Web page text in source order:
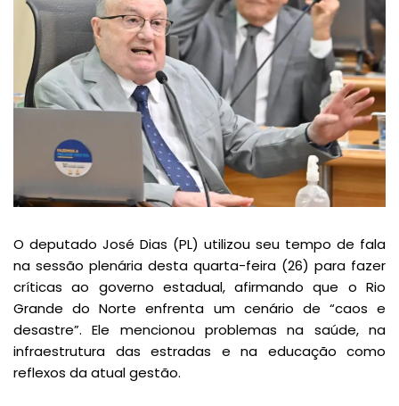
O deputado José Dias (PL) utilizou seu tempo de fala
na sessão plenária desta quarta-feira (26) para fazer
críticas ao governo estadual, afirmando que o Rio
Grande do Norte enfrenta um cenário de “caos e
desastre”. Ele mencionou problemas na saúde, na
infraestrutura das estradas e na educação como
reflexos da atual gestão.